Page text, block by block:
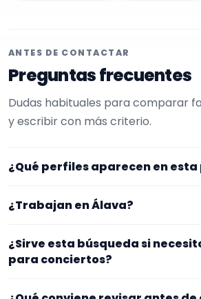
ANTES DE CONTACTAR
Preguntas frecuentes
Dudas habituales para comparar
y escribir con más criterio.
¿Qué perfiles aparecen en
Aquí se muestran fagotistas con
EncuentraMúsico. La selección está
experiencia o disponibilidad para
la página se centra en perfiles que
¿Trabajan en Álava?
en Álava. Aun así, conviene
cerrar nada.
¿Sirve esta búsqueda si
para conciertos?